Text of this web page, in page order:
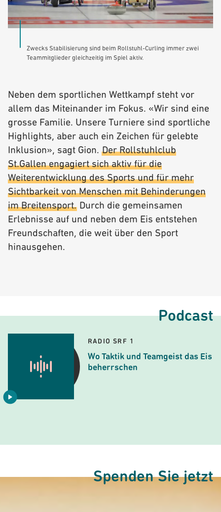
Zwecks Stabilisierung sind beim Rollstuhl-Curling immer zwei
Teammitglieder gleichzeitig im Spiel aktiv.
Neben dem sportlichen Wettkampf steht vor
allem das Miteinander im Fokus. «Wir sind eine
grosse Familie. Unsere Turniere sind sportliche
Highlights, aber auch ein Zeichen für gelebte
Inklusion», sagt Gion. Der Rollstuhlclub
St.Gallen engagiert sich aktiv für die
Weiterentwicklung des Sports und für mehr
Sichtbarkeit von Menschen mit Behinderungen
im Breitensport. Durch die gemeinsamen
Erlebnisse auf und neben dem Eis entstehen
Freundschaften, die weit über den Sport
hinausgehen.
Podcast
RADIO SRF 1
Wo Taktik und Teamgeist das Eis
beherrschen
Spenden Sie jetzt